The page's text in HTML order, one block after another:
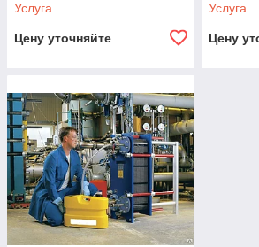
О компании
ТОО "TVVD" –
обслуживание и ремонт
газового
Услуга
Цену уточняйте
Услуга
Цену